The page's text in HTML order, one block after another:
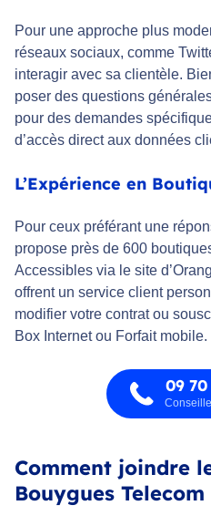
Pour une approche plus
réseaux sociaux, comme
interagir avec sa clientèle.
poser des questions
pour des demandes
d’accès direct aux données
L’Expérience en
Pour ceux préférant une
propose près de 600
Accessibles via le site
offrent un service client
modifier votre contrat ou
Box Internet ou Forfait mobile.
09
Comment joindre
Bouygues Telecom